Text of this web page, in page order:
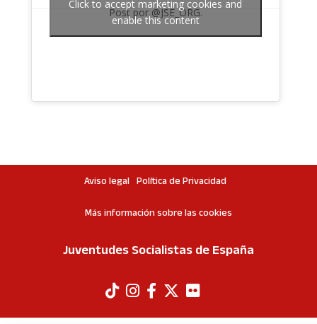
Post por @JSE_ORG.
Click to accept marketing cookies and
enable this content
Aviso legal Política de Privacidad
Más información sobre las cookies
Juventudes Socialistas de España